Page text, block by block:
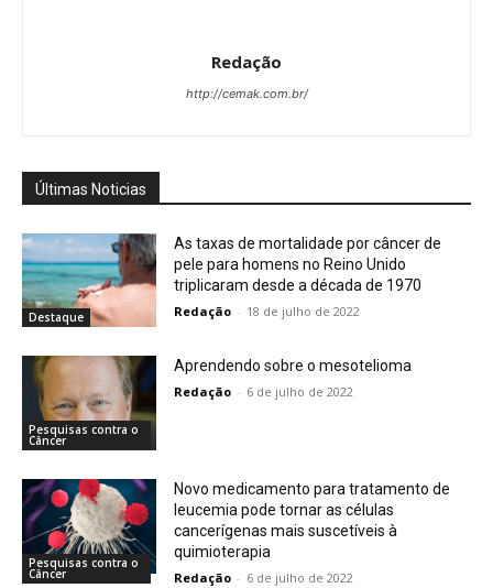
Redação
http://cemak.com.br/
Últimas Noticias
Destaque
As taxas de mortalidade por câncer de
pele para homens no Reino Unido
triplicaram desde a década de 1970
Redação - 18 de julho de 2022
Pesquisas contra o
Câncer
Aprendendo sobre o mesotelioma
Redação - 6 de julho de 2022
Pesquisas contra o
Câncer
Novo medicamento para tratamento de
leucemia pode tornar as células
cancerígenas mais suscetíveis à
quimioterapia
Redação - 6 de julho de 2022